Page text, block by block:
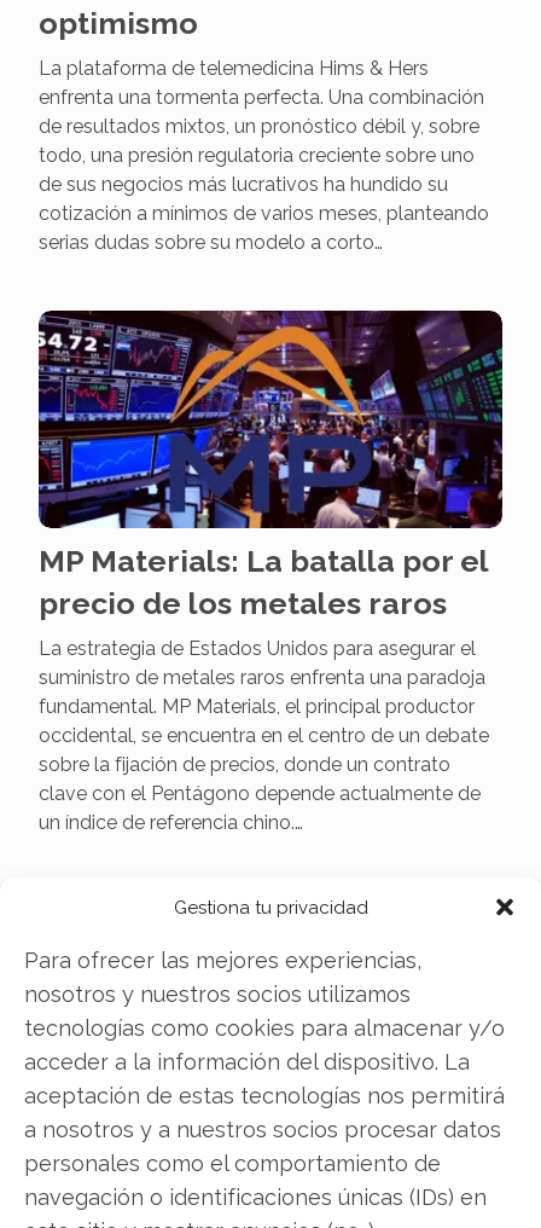
Gestiona tu privacidad
Para ofrecer las mejores experiencias,
nosotros y nuestros socios utilizamos
tecnologías como cookies para almacenar y/o
acceder a la información del dispositivo. La
aceptación de estas tecnologías nos permitirá
a nosotros y a nuestros socios procesar datos
personales como el comportamiento de
navegación o identificaciones únicas (IDs) en
optimismo
La plataforma de telemedicina Hims & Hers
enfrenta una tormenta perfecta. Una combinación
de resultados mixtos, un pronóstico débil y, sobre
todo, una presión regulatoria creciente sobre uno
de sus negocios más lucrativos ha hundido su
cotización a mínimos de varios meses, planteando
serias dudas sobre su modelo a corto…
MP Materials: La batalla por el
precio de los metales raros
La estrategia de Estados Unidos para asegurar el
suministro de metales raros enfrenta una paradoja
fundamental. MP Materials, el principal productor
occidental, se encuentra en el centro de un debate
sobre la fijación de precios, donde un contrato
clave con el Pentágono depende actualmente de
un índice de referencia chino.…
Eli Lilly consolida su liderazgo
en el mercado de la pérdida